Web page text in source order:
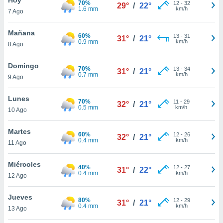
y
en
más
de
7 Ago
70%
1.6 mm
29° / 22° 12- 32
km/h
Mañana
8 Ago
60%
0.9 mm
31° / 21° 13- 31
km/h
Domingo
9 Ago
70%
0.7 mm
31° / 21° 13- 34
km/h
Lunes
10 Ago
70%
0.5 mm
32° / 21° 11 - 29
km/h
Martes
11 Ago
60%
0.4 mm
32° / 21° 12- 26
km/h
Miércoles
12 Ago
40%
0.4 mm
31° / 22° 12- 27
km/h
Jueves
13 Ago
80%
0.4 mm
31° / 21° 12- 29
km/h